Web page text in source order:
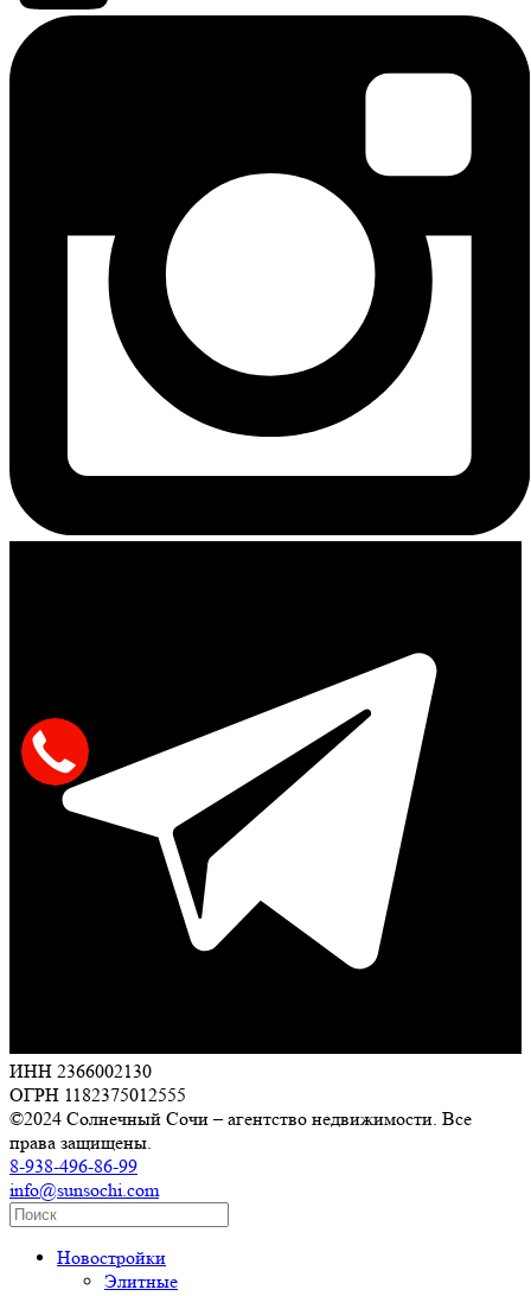
ИНН 2366002130
ОГРН 1182375012555
©2024 Солнечный Сочи – агентство недвижимости. Все
права защищены.
8-938-496-86-99
info@sunsochi.com
Новостройки
Элитные